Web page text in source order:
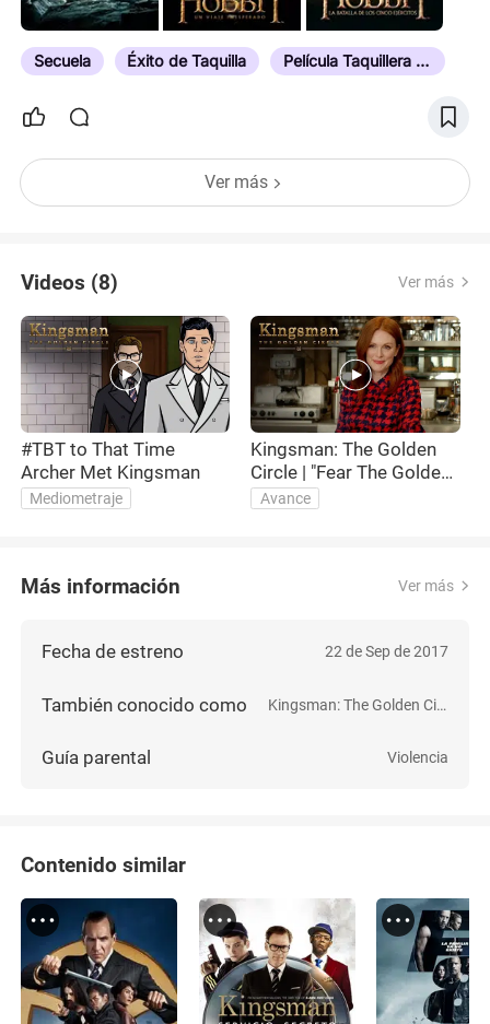
Secuela Éxito de Taquilla Película Taquillera de Su Año
Ver más
Videos (8) Ver más
#TBT to That Time
Archer Met Kingsman
Mediometraje
Kingsman: The Golden
Circle | "Fear The Golden
Circle" TV Commercial |
Avance
Más información Ver más
Fecha de estreno 22 de Sep de 2017
También conocido como Kingsman: The Golden Circle
Guía parental Violencia
Contenido similar